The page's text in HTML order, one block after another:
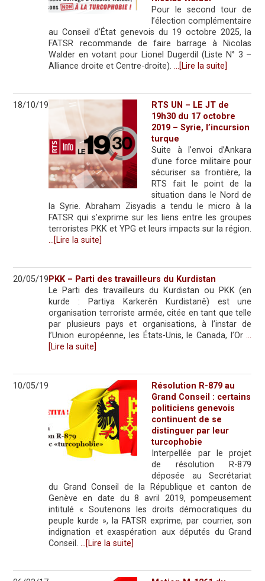
Pour le second tour de
l’élection complémentaire
au Conseil d’État genevois du 19 octobre 2025, la
FATSR recommande de faire barrage à Nicolas
Walder en votant pour Lionel Dugerdil (Liste N° 3 –
Alliance droite et Centre-droite). …[Lire la suite]
18/10/19
RTS UN – LE JT de
19h30 du 17 octobre
2019 – Syrie, l’incursion
turque
Suite à l’envoi d’Ankara
d’une force militaire pour
sécuriser sa frontière, la
RTS fait le point de la
situation dans le Nord de
la Syrie. Abraham Zisyadis a tendu le micro à la
FATSR qui s’exprime sur les liens entre les groupes
terroristes PKK et YPG et leurs impacts sur la région.
…[Lire la suite]
20/05/19 PKK – Parti des travailleurs du Kurdistan
Le Parti des travailleurs du Kurdistan ou PKK (en
kurde : Partiya Karkerên Kurdistanê) est une
organisation terroriste armée, citée en tant que telle
par plusieurs pays et organisations, à l’instar de
l’Union européenne, les États-Unis, le Canada, l’Or…
[Lire la suite]
10/05/19
Résolution R-879 au
Grand Conseil : certains
politiciens genevois
continuent de se
distinguer par leur
turcophobie
Interpellée par le projet
de résolution R-879
déposée au Secrétariat
du Grand Conseil de la République et canton de
Genève en date du 8 avril 2019, pompeusement
intitulé « Soutenons les droits démocratiques du
peuple kurde », la FATSR exprime, par courrier, son
indignation et exaspération aux députés du Grand
Conseil. …[Lire la suite]